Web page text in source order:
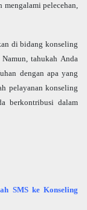
mengalami pelecehan,
di bidang konseling
tahukah Anda
dengan apa yang
pelayanan konseling
berkontribusi dalam
SMS ke Konseling